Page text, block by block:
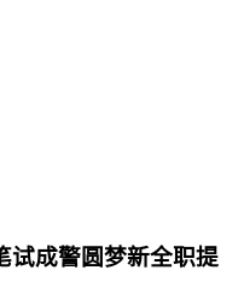
试成警圆梦新全职提